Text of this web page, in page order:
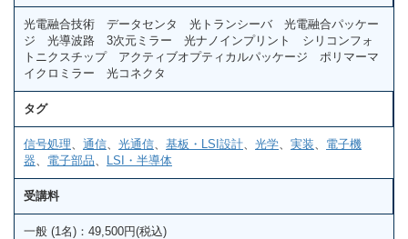
光電融合技術 データセンタ 光トランシーバ 光電融合パッケー
ジ 光導波路 3次元ミラー 光ナノインプリント シリコンフォ
トニクスチップ アクティブオプティカルパッケージ ポリマーマ
イクロミラー 光コネクタ
タグ
信号処理 通信 光通信 基板・LSI設計 光学 実装
電子機
器
電子部品 LSI・半導体
受講料
一般 (1名)：49,500円(税込)